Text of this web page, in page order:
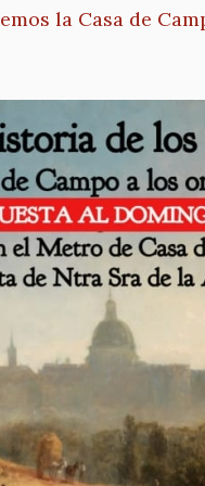
la Casa de